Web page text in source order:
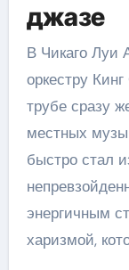
джазе
В Чикаго Луи
оркестру
трубе сразу
местных
быстро стал
энергичным
харизмой,